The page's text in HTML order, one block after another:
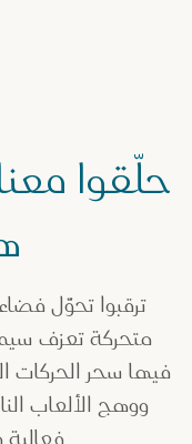
حلّقوا
ترقبوا تحوّل
متحركة تعزف
فيها سحر الحركات
ووهج الألعاب